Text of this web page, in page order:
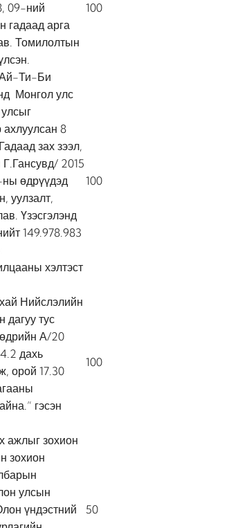
09-ний
арга
Томилолтын
100
Ти-Би
Монгол улс
ахлуулсан 8
зах зээл,
2015
өдрүүдэд
уулзалт,
Үзэсгэлэнд
149.978.983
хэлтэст
100
Нийслэлийн
дагуу тус
А/20
дахь
орой 17.30
гэсэн
100
ажлыг зохион
зохион
улсын
үндэстний
50